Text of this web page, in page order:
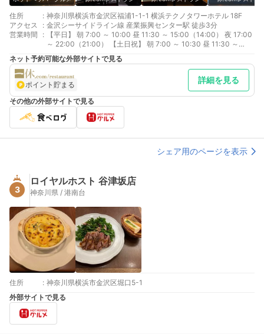
住所 : 神奈川県横浜市金沢区福浦1-1-1 横浜テクノタワーホテル 18F
アクセス
: 金沢シーサイドライン線 産業振興センター駅 徒歩3分
営業時間
:
【平日】 朝 7:00 ～ 10:00 昼 11:30 ～ 15:00（14:00） 夜 17:00
～ 22:00（21:00） 【土日祝】 朝 7:00 ～ 10:30 昼 11:30 ～
16:00（15:00） 夜 17:00 ～ 22:00（21:00）
ネット予約可能な外部サイトで見る
ポイント貯まる 詳細を見る
その他の外部サイトで見る
シェア用のページを表示
3
ロイヤルホスト 谷津坂店
神奈川県 / 港南台
住所 : 神奈川県横浜市金沢区堀口5-1
外部サイトで見る